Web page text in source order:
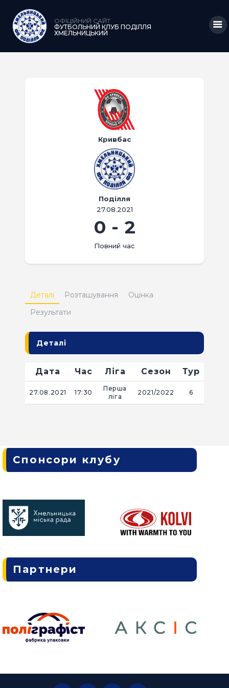
ОФІЦІЙНИЙ САЙТ
ФУТБОЛЬНИЙ КЛУБ ПОДІЛЛЯ
ХМЕЛЬНИЦЬКИЙ
АКАДЕМІЯ
КРАМНИЦЯ
Кривбас
Поділля
27.08.2021
0 - 2
Повний час
Деталі Розташування
Оцінка
Результати
Деталі
Дата Час Ліга Сезон Тур
27.08.2021 17:30
Перша
ліга
2021/2022 6
Спонсори клубу
Партнери